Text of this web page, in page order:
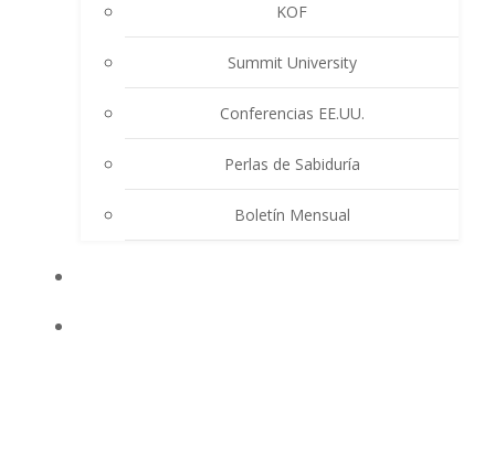
KOF
Summit University
Conferencias EE.UU.
Perlas de Sabiduría
Boletín Mensual